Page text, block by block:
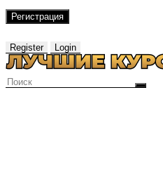
Регистрация
Register Login